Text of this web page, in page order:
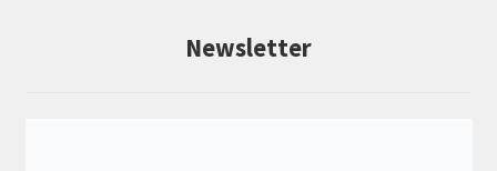
Newsletter